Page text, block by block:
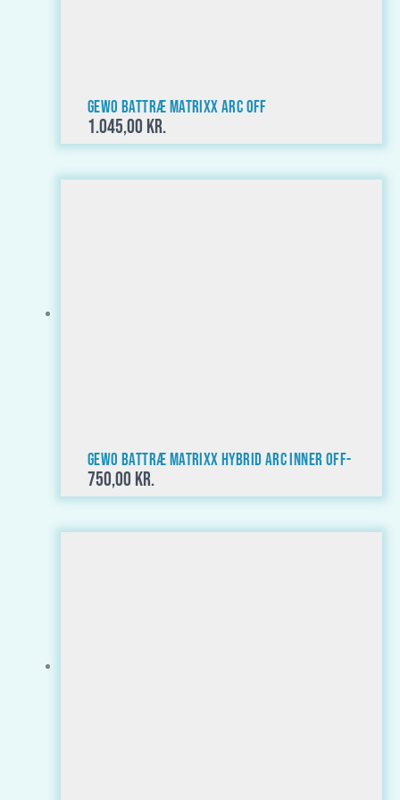
GEWO Battræ Matrixx ARC OFF
1.045,00 kr.
GEWO Battræ Matrixx Hybrid ARC Inner OFF-
750,00 kr.